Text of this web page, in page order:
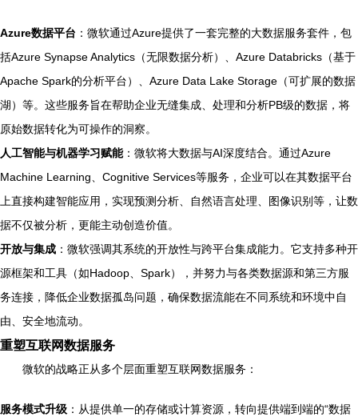
Azure数据平台 ：微软通过Azure提供了一套完整的大数据服务套件，包
括Azure Synapse Analytics（无限数据分析）、Azure Databricks（基于
Apache Spark的分析平台）、Azure Data Lake Storage（可扩展的数据
湖）等。这些服务旨在帮助企业无缝集成、处理和分析PB级的数据，将
原始数据转化为可操作的洞察。
人工智能与机器学习赋能：微软将大数据与AI深度结合。通过Azure
Machine Learning、Cognitive Services等服务，企业可以在其数据平台
上直接构建智能应用，实现预测分析、自然语言处理、图像识别等，让数
据不仅被分析，更能主动创造价值。
开放与集成 ：微软强调其系统的开放性与跨平台集成能力。它支持多种开
源框架和工具（如Hadoop、Spark），并努力与各类数据源和第三方服
务连接，降低企业数据孤岛问题，确保数据流能在不同系统和环境中自
由、安全地流动。
重塑互联网数据服务
微软的战略正从多个层面重塑互联网数据服务：
服务模式升级 ：从提供单一的存储或计算资源，转向提供端到端的“数据